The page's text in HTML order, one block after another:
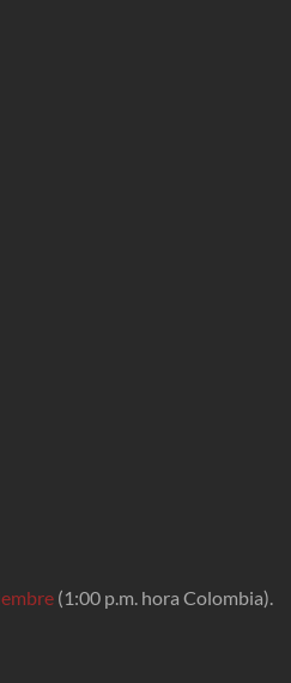
(1:00 p.m. hora Colombia).